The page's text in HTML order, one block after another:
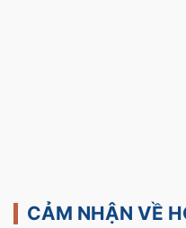
CẢM NHẬN VỀ